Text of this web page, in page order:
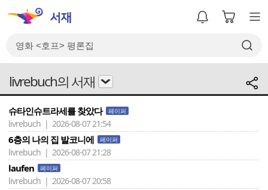
livrebuch의 서재
슈타인슈트라세를 찾았다 페이퍼
livrebuch | 2026-08-07 21:54
6층의 나의 집 발코니에 페이퍼
livrebuch | 2026-08-07 21:28
laufen 페이퍼
livrebuch | 2026-08-07 20:58